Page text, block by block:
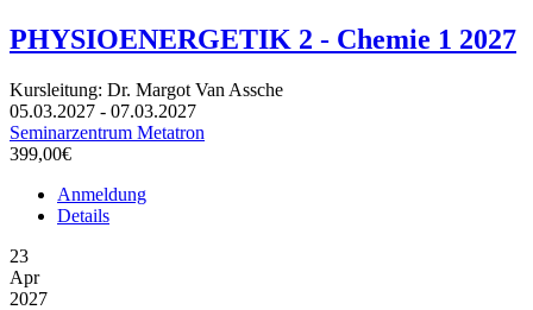
PHYSIOENERGETIK 2 - Chemie 1 2027
Kursleitung: Dr. Margot Van Assche
05.03.2027 - 07.03.2027
Seminarzentrum Metatron
399,00€
Anmeldung
Details
23
Apr
2027